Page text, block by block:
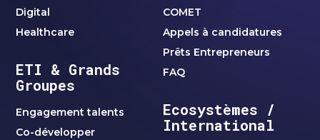
Digital
Healthcare
ETI & Grands
Groupes
Engagement talents
Co-développer
COMET
Appels à candidatures
Prêts Entrepreneurs
FAQ
Ecosystèmes /
International